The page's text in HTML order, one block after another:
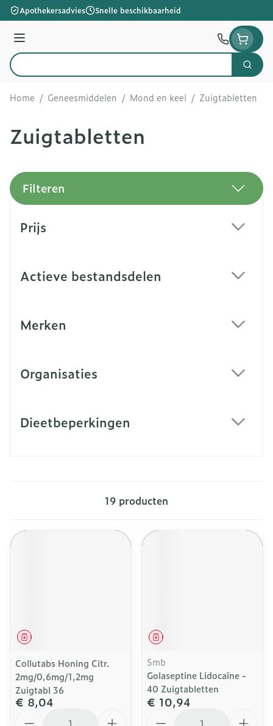
Ga naar de inhoud
Apothekersadvies Snelle beschikbaarheid
Menu
Product, merk, categorie...
Zoek
Home / Geneesmiddelen / Mond en keel / Zuigtabletten
Zuigtabletten
Filteren
Prijs
Actieve bestandsdelen
Merken
Organisaties
Dieetbeperkingen
19 producten
Geneesmiddel
Collutabs Honing Citr.
2mg/0,6mg/1,2mg
Zuigtabl 36
€ 8,04
Geneesmiddel
Smb
Golaseptine Lidocaïne -
40 Zuigtabletten
€ 10,94